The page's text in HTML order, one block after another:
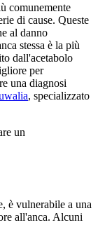
comunemente
di cause. Queste
al danno
stessa è la più
dall'acetabolo
per
una diagnosi
, specializzato
un
è vulnerabile a una
all'anca. Alcuni